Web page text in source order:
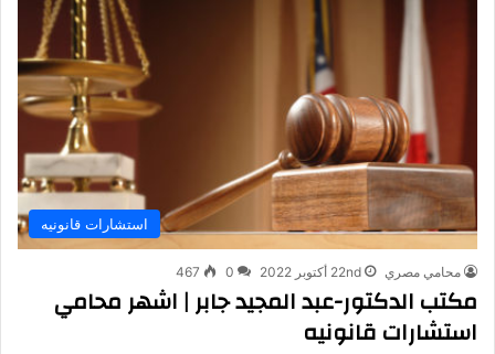
استشارات قانونيه
محامي مصري 22nd أكتوبر 2022 0
467
مكتب الدكتور-عبد المجيد جابر | اشهر محامي
استشارات قانونيه